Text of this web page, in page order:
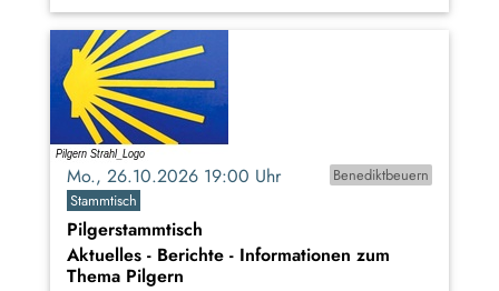
Mo., 26.10.2026 19:00 Uhr
Benediktbeuern
Stammtisch
Pilgerstammtisch
Aktuelles - Berichte - Informationen zum
Thema Pilgern